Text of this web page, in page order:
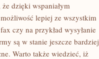
dzięki wspaniałym
lepiej ze wszystkim
czy na przykład wysyłanie
są w stanie jeszcze bardziej
Warto także wiedzieć, iż